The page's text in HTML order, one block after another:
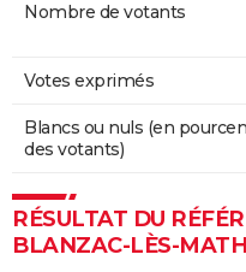
Nombre de votants
Votes exprimés
Blancs ou nuls (en
des votants)
RÉSULTAT DU
BLANZAC-LÈS-